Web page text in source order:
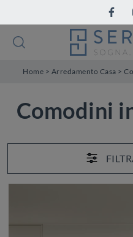
Home > Arredamento Casa >
Comodini